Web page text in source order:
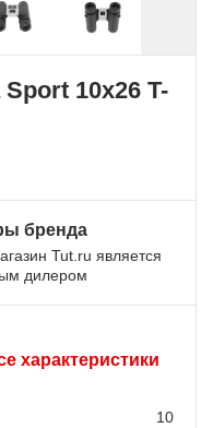
10x26 T-
бренда
Tut.ru является
дилером
характеристики
10